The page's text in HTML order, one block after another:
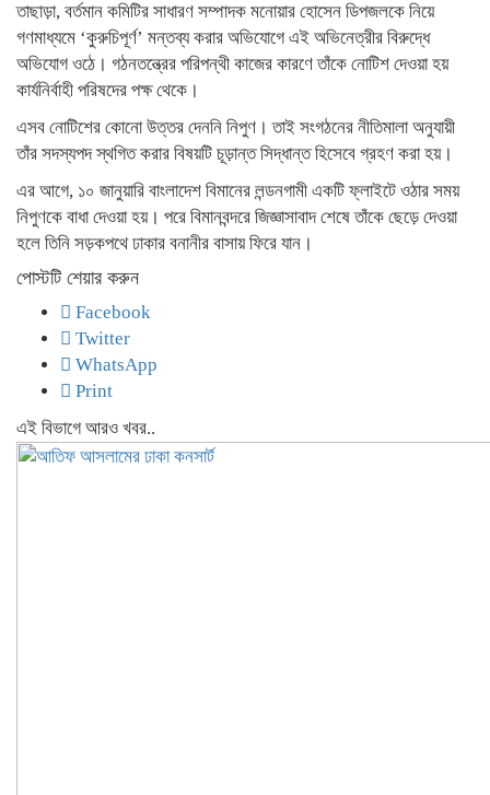
তাছাড়া, বর্তমান কমিটির সাধারণ সম্পাদক মনোয়ার হোসেন ডিপজলকে নিয়ে
গণমাধ্যমে ‘কুরুচিপূর্ণ’ মন্তব্য করার অভিযোগে এই অভিনেত্রীর বিরুদ্ধে
অভিযোগ ওঠে। গঠনতন্ত্রের পরিপন্থী কাজের কারণে তাঁকে নোটিশ দেওয়া হয়
কার্যনির্বাহী পরিষদের পক্ষ থেকে।
এসব নোটিশের কোনো উত্তর দেননি নিপুণ। তাই সংগঠনের নীতিমালা অনুযায়ী
তাঁর সদস্যপদ স্থগিত করার বিষয়টি চূড়ান্ত সিদ্ধান্ত হিসেবে গ্রহণ করা হয়।
এর আগে, ১০ জানুয়ারি বাংলাদেশ বিমানের লন্ডনগামী একটি ফ্লাইটে ওঠার সময়
নিপুণকে বাধা দেওয়া হয়। পরে বিমানবন্দরে জিজ্ঞাসাবাদ শেষে তাঁকে ছেড়ে দেওয়া
হলে তিনি সড়কপথে ঢাকার বনানীর বাসায় ফিরে যান।
পোস্টটি শেয়ার করুন
Facebook
Twitter
WhatsApp
Print
এই বিভাগে আরও খবর..